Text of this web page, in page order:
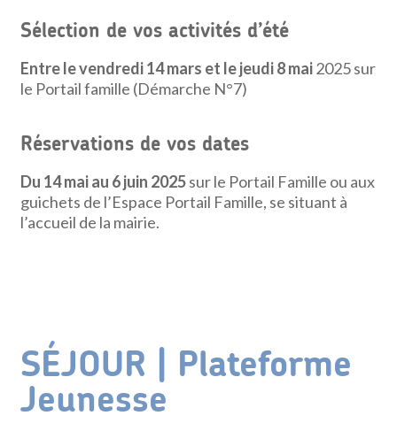
Sélection de vos activités d’été
Entre le vendredi 14 mars et le jeudi 8 mai2025 sur
le Portail famille (Démarche N°7)
Réservations de vos dates
Du 14 mai au 6 juin 2025sur le Portail Famille ou aux
guichets de l’Espace Portail Famille, se situant à
l’accueil de la mairie.
SÉJOUR | Plateforme
Jeunesse